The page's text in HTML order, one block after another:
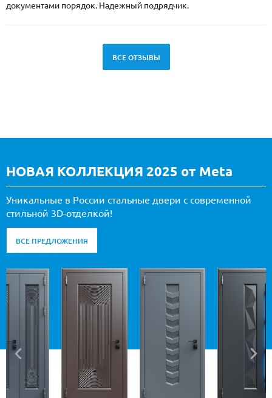
документами порядок. Надежный подрядчик.
ВСЕ ОТЗЫВЫ
НОВАЯ КОЛЛЕКЦИЯ 2025 от Meta
Уникальные в России стальные двери с современной
стильной 3D-отделкой!
ВСЕ ПРЕДЛОЖЕНИЯ